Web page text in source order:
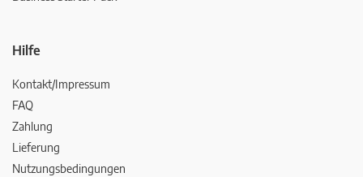
Hilfe
Kontakt/Impressum
FAQ
Zahlung
Lieferung
Nutzungsbedingungen